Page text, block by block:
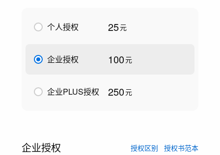
个人授权 25元
企业授权 100元
企业PLUS授权 250元
企业授权 授权区别 授权书范本